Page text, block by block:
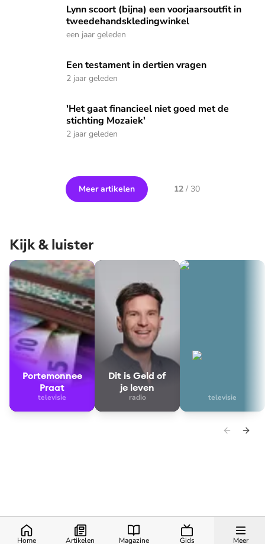
Lynn scoort (bijna) een voorjaarsoutfit in
Lynn scoort (bijna) een voorjaarsoutfit in
tweedehandskledingwinkel
een jaar geleden
Een testament in dertien vragen
Een testament in dertien vragen
2 jaar geleden
'Het gaat financieel niet goed met de stichting Mozaiek'
'Het gaat financieel niet goed met de
stichting Mozaiek'
2 jaar geleden
Meer artikelen 12/ 30
Kijk & luister
televisie
Portemonnee
Praat
Portemonnee Praat
radio
Dit is Geld of
je leven
Dit is Geld of je leven
televisie
Waar
Waar doen ze het
Home Artikelen Magazine Gids Meer